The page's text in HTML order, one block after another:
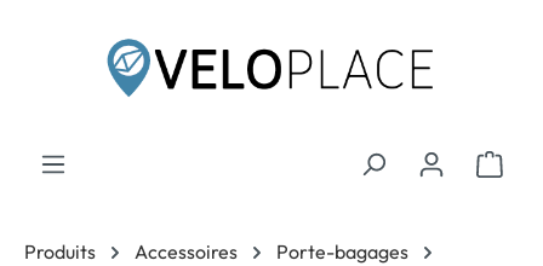
Produits Accessoires
Porte-bagages